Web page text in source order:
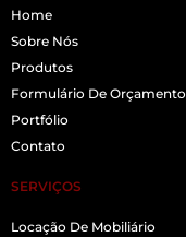
Home
Sobre Nós
Produtos
Formulário De Orçamento
Portfólio
Contato
SERVIÇOS
Locação De Mobiliário